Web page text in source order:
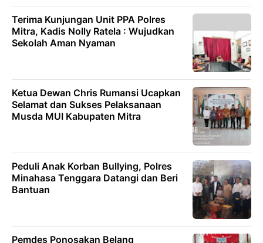
Terima Kunjungan Unit PPA Polres
Mitra, Kadis Nolly Ratela : Wujudkan
Sekolah Aman Nyaman
Ketua Dewan Chris Rumansi Ucapkan
Selamat dan Sukses Pelaksanaan
Musda MUI Kabupaten Mitra
‎Peduli Anak Korban Bullying, Polres
Minahasa Tenggara Datangi dan Beri
Bantuan
Pemdes Ponosakan Belang